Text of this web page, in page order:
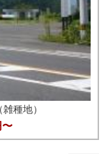
種地）
〜